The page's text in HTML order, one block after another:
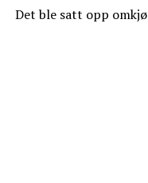
Det ble satt opp